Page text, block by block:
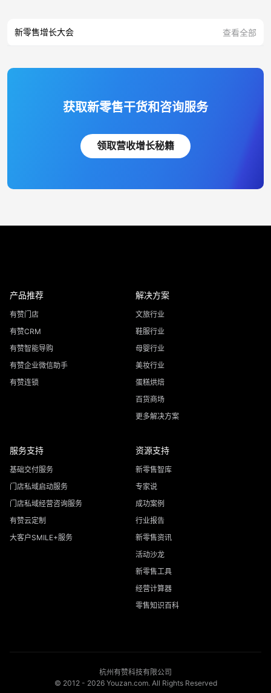
新零售增长大会 查看全部
获取新零售干货和咨询服务
领取营收增长秘籍
产品推荐
有赞门店
有赞CRM
有赞智能导购
有赞企业微信助手
有赞连锁
解决方案
文旅行业
鞋服行业
母婴行业
美妆行业
蛋糕烘焙
百货商场
更多解决方案
服务支持
基础交付服务
门店私域启动服务
门店私域经营咨询服务
有赞云定制
大客户SMILE+服务
资源支持
新零售智库
专家说
成功案例
行业报告
新零售资讯
活动沙龙
新零售工具
经营计算器
零售知识百科
杭州有赞科技有限公司
© 2012 - 2026Youzan.com. All Rights Reserved